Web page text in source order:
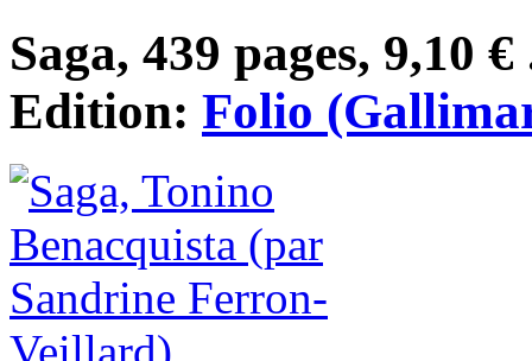
Saga, 439 pages, 9,10
Edition: Folio